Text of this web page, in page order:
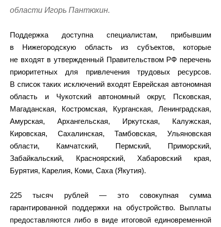
области Игорь Пантюхин.
Поддержка доступна специалистам, прибывшим
в Нижегородскую область из субъектов, которые
не входят в утвержденный Правительством РФ перечень
приоритетных для привлечения трудовых ресурсов.
В список таких исключений входят Еврейская автономная
область и Чукотский автономный округ, Псковская,
Магаданская, Костромская, Курганская, Ленинградская,
Амурская, Архангельская, Иркутская, Калужская,
Кировская, Сахалинская, Тамбовская, Ульяновская
области, Камчатский, Пермский, Приморский,
Забайкальский, Красноярский, Хабаровский края,
Бурятия, Карелия, Коми, Саха (Якутия).
225 тысяч рублей — это совокупная сумма
гарантированной поддержки на обустройство. Выплаты
предоставляются либо в виде итоговой единовременной